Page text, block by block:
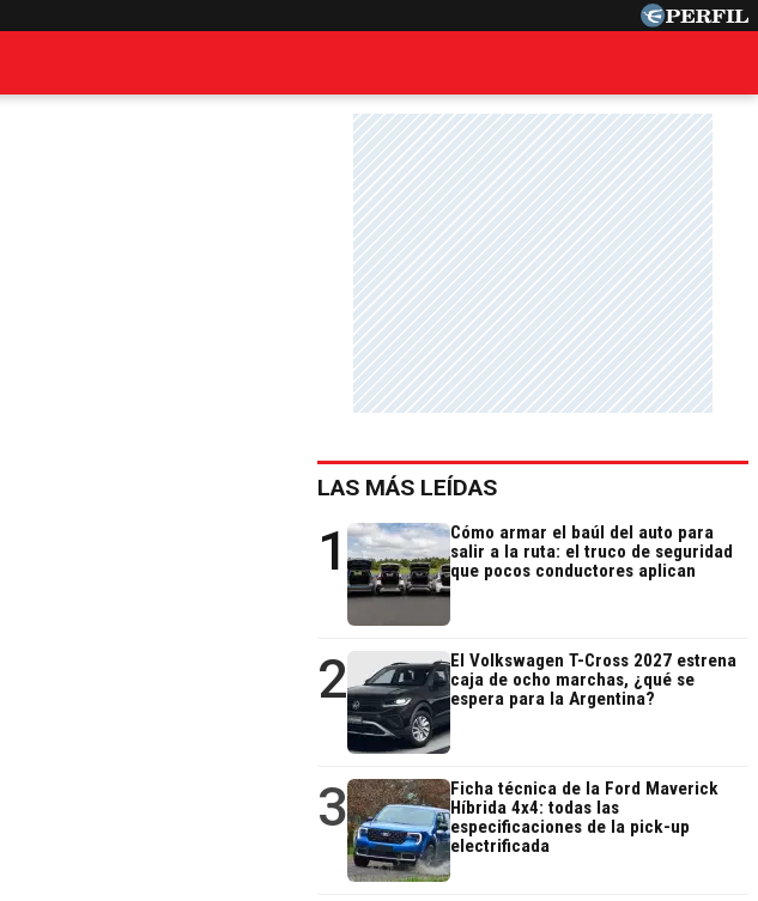
LAS MÁS LEÍDAS
1
Cómo armar el baúl del auto para
salir a la ruta: el truco de seguridad
que pocos conductores aplican
2
El Volkswagen T-Cross 2027 estrena
caja de ocho marchas, ¿qué se
espera para la Argentina?
3
Ficha técnica de la Ford Maverick
Híbrida 4x4: todas las
especificaciones de la pick-up
electrificada